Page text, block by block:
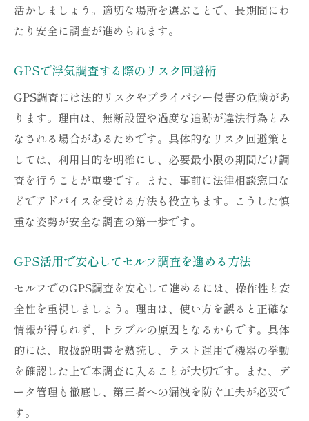
活かしましょう。適切な場所を選ぶことで、長期間にわ
たり安全に調査が進められます。
GPSで浮気調査する際のリスク回避術
GPS調査には法的リスクやプライバシー侵害の危険があ
ります。理由は、無断設置や過度な追跡が違法行為とみ
なされる場合があるためです。具体的なリスク回避策と
しては、利用目的を明確にし、必要最小限の期間だけ調
査を行うことが重要です。また、事前に法律相談窓口な
どでアドバイスを受ける方法も役立ちます。こうした慎
重な姿勢が安全な調査の第一歩です。
GPS活用で安心してセルフ調査を進める方法
セルフでのGPS調査を安心して進めるには、操作性と安
全性を重視しましょう。理由は、使い方を誤ると正確な
情報が得られず、トラブルの原因となるからです。具体
的には、取扱説明書を熟読し、テスト運用で機器の挙動
を確認した上で本調査に入ることが大切です。また、デ
ータ管理も徹底し、第三者への漏洩を防ぐ工夫が必要で
す。